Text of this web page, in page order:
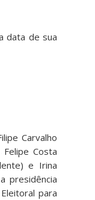
data de sua
Carvalho
Costa
e Irina
presidência
para